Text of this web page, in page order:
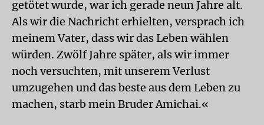
getötet wurde, war ich gerade neun Jahre alt.
Als wir die Nachricht erhielten, versprach ich
meinem Vater, dass wir das Leben wählen
würden. Zwölf Jahre später, als wir immer
noch versuchten, mit unserem Verlust
umzugehen und das beste aus dem Leben zu
machen, starb mein Bruder Amichai.«